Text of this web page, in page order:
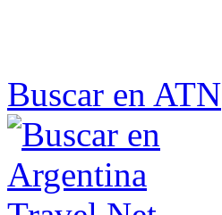
Buscar en ATN